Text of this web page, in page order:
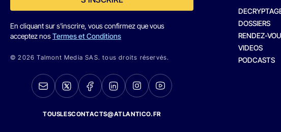
En cliquant sur s'inscrire, vous confirmez que vous
acceptez nosTermes et Conditions
© 2026 Talmont Media SAS. tous droits réservés.
TOUSLESCONTACTS@ATLANTICO.FR
DOSSIERS
RENDEZ-
VIDEOS
PODCASTS